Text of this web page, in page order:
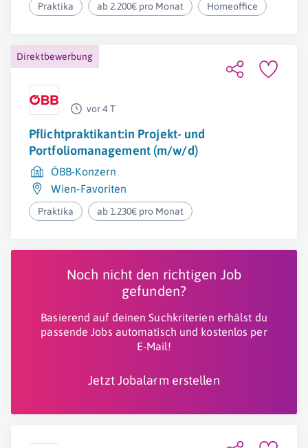
Praktika ab 2.200€ pro Monat Homeoffice
Direktbewerbung
vor 4 T
Pflichtpraktikant:in Projekt- und
Portfoliomanagement (m/w/d)
ÖBB-Konzern
Wien-Favoriten
Praktika ab 1.230€ pro Monat
Noch nicht den richtigen Job
gefunden?
Basierend auf deinen Suchkriterien erhälst du
passende Jobs automatisch und kostenlos per
E-Mail!
Jetzt Jobalarm erstellen